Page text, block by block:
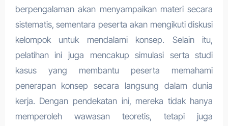
berpengalaman akan menyampaikan materi secara
sistematis, sementara peserta akan mengikuti diskusi
kelompok untuk mendalami konsep. Selain itu,
pelatihan ini juga mencakup simulasi serta studi
kasus yang membantu peserta memahami
penerapan konsep secara langsung dalam dunia
kerja. Dengan pendekatan ini, mereka tidak hanya
memperoleh wawasan teoretis, tetapi juga